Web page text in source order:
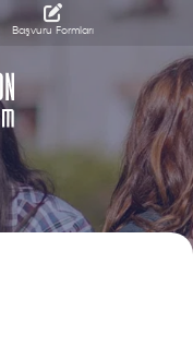
Başvuru Formları